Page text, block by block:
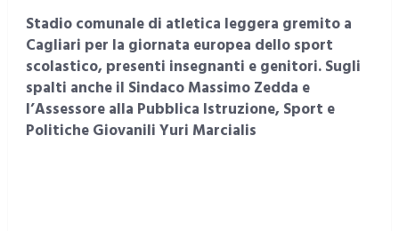
Stadio comunale di atletica leggera gremito a
Cagliari per la giornata europea dello sport
scolastico, presenti insegnanti e genitori. Sugli
spalti anche il Sindaco Massimo Zedda e
l’Assessore alla Pubblica Istruzione, Sport e
Politiche Giovanili Yuri Marcialis